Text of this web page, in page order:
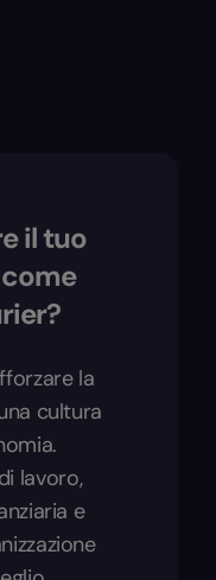
il tuo
la
cultura
lavoro,
e